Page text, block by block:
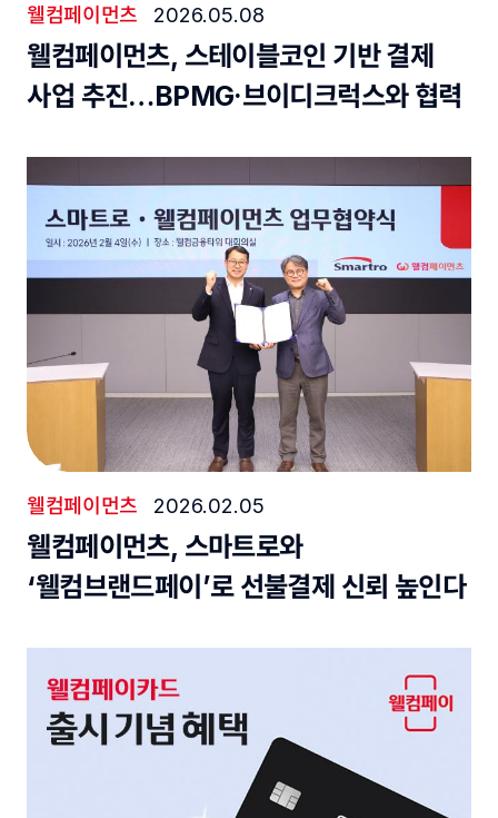
웰컴페이먼츠 2026.05.08
웰컴페이먼츠, 스테이블코인 기반 결제
사업 추진…BPMG·브이디크럭스와 협력
웰컴페이먼츠 2026.02.05
웰컴페이먼츠, 스마트로와
‘웰컴브랜드페이’로 선불결제 신뢰 높인다